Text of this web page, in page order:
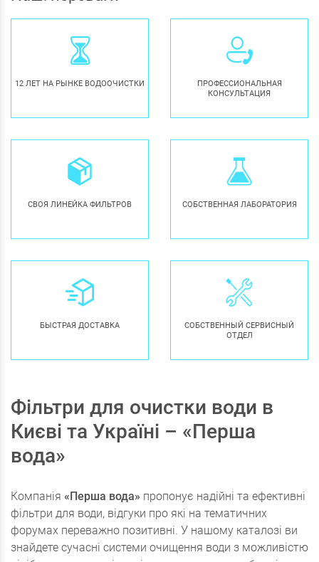
12 ЛЕТ НА РЫНКЕ ВОДООЧИСТКИ
ПРОФЕССИОНАЛЬНАЯ
КОНСУЛЬТАЦИЯ
СВОЯ ЛИНЕЙКА ФИЛЬТРОВ СОБСТВЕННАЯ ЛАБОРАТОРИЯ
БЫСТРАЯ ДОСТАВКА
СОБСТВЕННЫЙ СЕРВИСНЫЙ
ОТДЕЛ
Фільтри для очистки води в
Києві та Україні – «Перша
вода»
Компанія «Перша вода» пропонує надійні та ефективні
фільтри для води, відгуки про які на тематичних
форумах переважно позитивні. У нашому каталозі ви
знайдете сучасні системи очищення води з можливістю